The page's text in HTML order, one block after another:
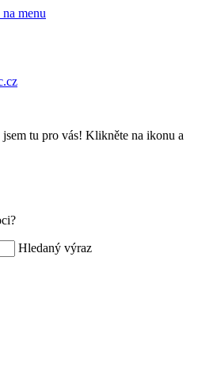
menu
tu pro vás! Klikněte na ikonu a
Hledaný výraz